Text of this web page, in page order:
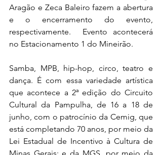
Aragão e Zeca Baleiro fazem a abertura
e o encerramento do evento,
respectivamente.  Evento acontecerá
no Estacionamento 1 do Mineirão.
Samba, MPB, hip-hop, circo, teatro e
dança. É com essa variedade artística
que acontece a 2ª edição do Circuito
Cultural da Pampulha, de 16 a 18 de
junho, com o patrocínio da Cemig, que
está completando 70 anos, por meio da
Lei Estadual de Incentivo à Cultura de